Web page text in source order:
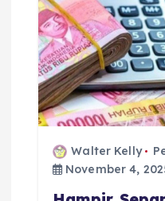
Walter Kelly
November 4,